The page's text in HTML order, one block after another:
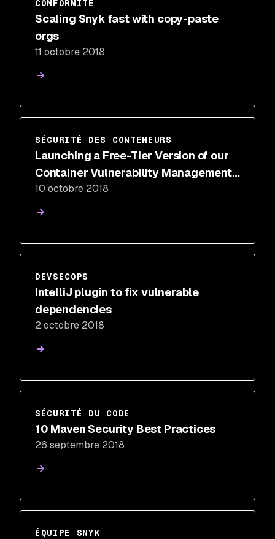
CONFORMITÉ
Scaling Snyk fast with copy-paste
orgs
11 octobre 2018
SÉCURITÉ DES CONTENEURS
Launching a Free-Tier Version of our
Container Vulnerability Management
Solution
10 octobre 2018
DEVSECOPS
IntelliJ plugin to fix vulnerable
dependencies
2 octobre 2018
SÉCURITÉ DU CODE
10 Maven Security Best Practices
26 septembre 2018
ÉQUIPE SNYK